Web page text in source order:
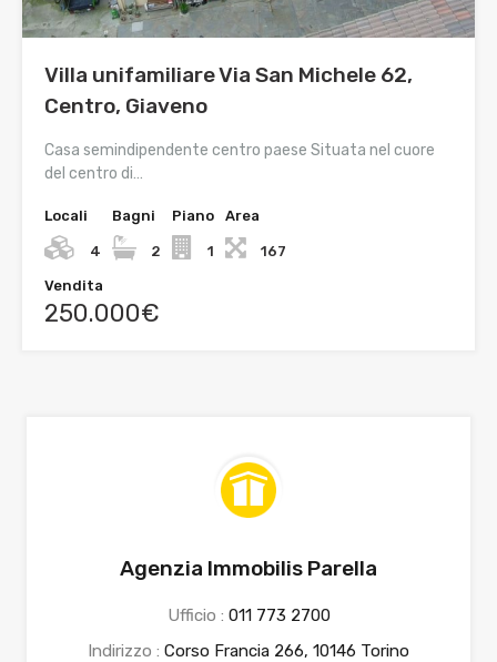
Villa unifamiliare Via San Michele 62,
Centro, Giaveno
Casa semindipendente centro paese Situata nel cuore
del centro di…
Locali
4
Bagni
2
Piano
1
Area
167
Vendita
250.000€
Agenzia Immobilis Parella
Ufficio : 011 773 2700
Indirizzo : Corso Francia 266, 10146 Torino